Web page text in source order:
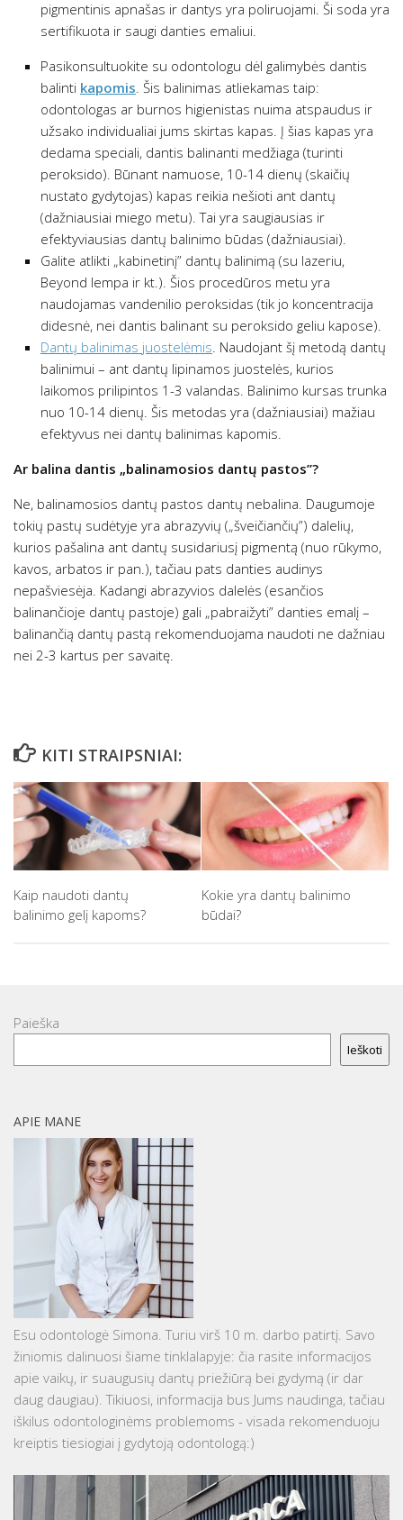
pigmentinis apnašas ir dantys yra poliruojami. Ši soda yra
sertifikuota ir saugi danties emaliui.
Pasikonsultuokite su odontologu dėl galimybės dantis
balinti kapomis. Šis balinimas atliekamas taip:
odontologas ar burnos higienistas nuima atspaudus ir
užsako individualiai jums skirtas kapas. Į šias kapas yra
dedama speciali, dantis balinanti medžiaga (turinti
peroksido). Būnant namuose, 10-14 dienų (skaičių
nustato gydytojas) kapas reikia nešioti ant dantų
(dažniausiai miego metu). Tai yra saugiausias ir
efektyviausias dantų balinimo būdas (dažniausiai).
Galite atlikti „kabinetinį” dantų balinimą (su lazeriu,
Beyond lempa ir kt.). Šios procedūros metu yra
naudojamas vandenilio peroksidas (tik jo koncentracija
didesnė, nei dantis balinant su peroksido geliu kapose).
Dantų balinimas juostelėmis. Naudojant šį metodą dantų
balinimui – ant dantų lipinamos juostelės, kurios
laikomos prilipintos 1-3 valandas. Balinimo kursas trunka
nuo 10-14 dienų. Šis metodas yra (dažniausiai) mažiau
efektyvus nei dantų balinimas kapomis.
Ar balina dantis „balinamosios dantų pastos”?
Ne, balinamosios dantų pastos dantų nebalina. Daugumoje
tokių pastų sudėtyje yra abrazyvių („šveičiančių”) dalelių,
kurios pašalina ant dantų susidariusį pigmentą (nuo rūkymo,
kavos, arbatos ir pan.), tačiau pats danties audinys
nepašviesėja. Kadangi abrazyvios dalelės (esančios
balinančioje dantų pastoje) gali „pabraižyti” danties emalį –
balinančią dantų pastą rekomenduojama naudoti ne dažniau
nei 2-3 kartus per savaitę.
KITI STRAIPSNIAI:
Kaip naudoti dantų
balinimo gelį kapoms?
Kokie yra dantų balinimo
būdai?
Paieška
Ieškoti
APIE MANE
Esu odontologė Simona. Turiu virš 10 m. darbo patirtį. Savo
žiniomis dalinuosi šiame tinklalapyje: čia rasite informacijos
apie vaikų, ir suaugusių dantų priežiūrą bei gydymą (ir dar
daug daugiau). Tikiuosi, informacija bus Jums naudinga, tačiau
iškilus odontologinėms problemoms - visada rekomenduoju
kreiptis tiesiogiai į gydytoją odontologą:)